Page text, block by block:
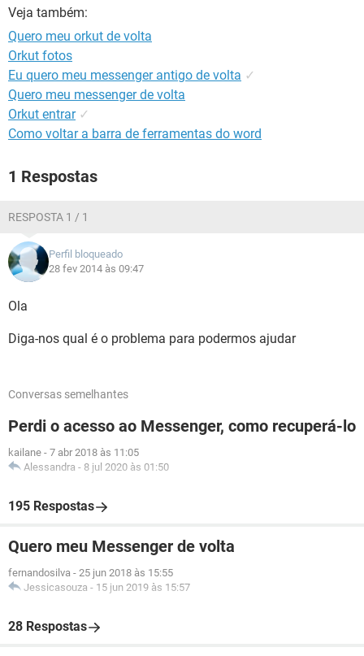
GUIA DE COMPRAS
Veja também:
Quero meu orkut de volta
Orkut fotos
Eu quero meu messenger antigo de volta ✓
Quero meu messenger de volta
Orkut entrar ✓
Como voltar a barra de ferramentas do word
1 Respostas
RESPOSTA 1 / 1
Perfil bloqueado
28 fev 2014 às 09:47
Ola
Diga-nos qual é o problema para podermos ajudar
Conversas semelhantes
Perdi o acesso ao Messenger, como recuperá-lo
kailane - 7 abr 2018 às 11:05
Alessandra - 8 jul 2020 às 01:50
195 Respostas
Quero meu Messenger de volta
fernandosilva - 25 jun 2018 às 15:55
Jessicasouza - 15 jun 2019 às 15:57
28 Respostas